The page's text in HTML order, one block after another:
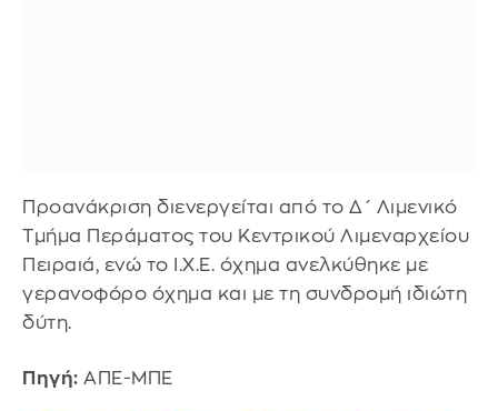
Προανάκριση διενεργείται από το Δ΄ Λιμενικό
Τμήμα Περάματος του Κεντρικού Λιμεναρχείου
Πειραιά, ενώ το Ι.Χ.Ε. όχημα ανελκύθηκε με
γερανοφόρο όχημα και με τη συνδρομή ιδιώτη
δύτη.
Πηγή: ΑΠΕ-ΜΠΕ